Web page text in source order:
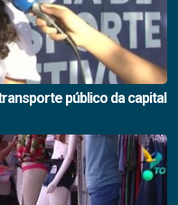
público da capital